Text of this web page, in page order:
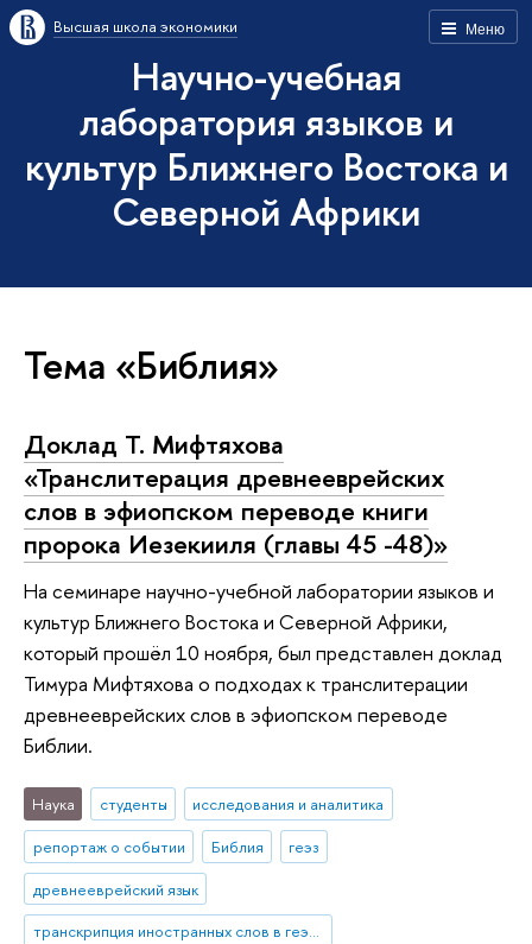
Меню
Высшая школа экономики
Научно-учебная
лаборатория языков и
культур Ближнего Востока и
Северной Африки
Тема «Библия»
Доклад Т. Мифтяхова
«Транслитерация древнееврейских
слов в эфиопском переводе книги
пророка Иезекииля (главы 45 -48)»
На семинаре научно-учебной лаборатории языков и
культур Ближнего Востока и Северной Африки,
который прошёл 10 ноября, был представлен доклад
Тимура Мифтяхова о подходах к транслитерации
древнееврейских слов в эфиопском переводе
Библии.
Наука студенты
исследования и аналитика
репортаж о событии
Библия
геэз
древнееврейский язык
транскрипция иностранных слов в геэзе